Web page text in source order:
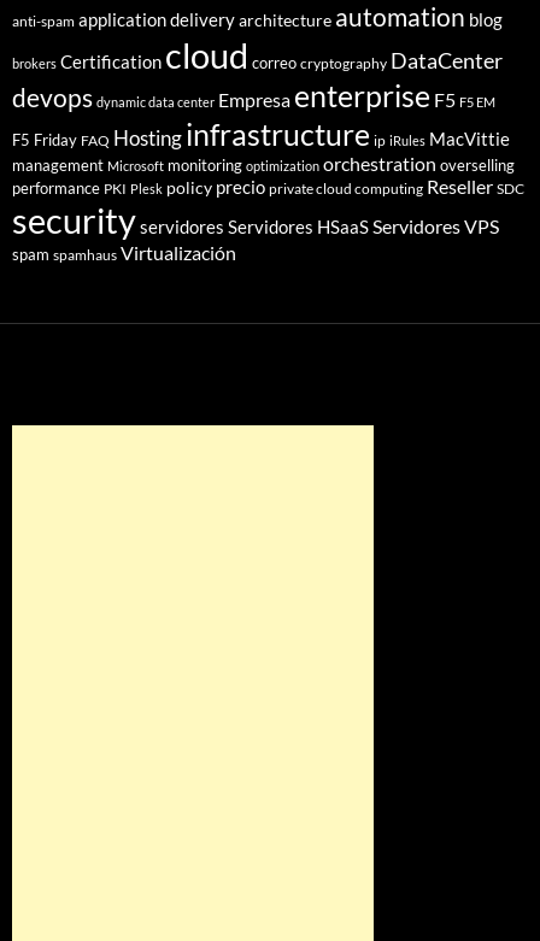
anti-spam application deliveryarchitecture automation blog
brokers Certification cloud correo cryptography DataCenter
devops dynamic data center Empresa enterprise F5 F5 EM
F5 Friday FAQ Hostinginfrastructure ip iRules MacVittie
management Microsoft monitoring optimization orchestration overselling
performance PKI Plesk policy precio private cloud computing Reseller SDC
securityservidores Servidores HSaaSServidores VPS
spam spamhaus Virtualización